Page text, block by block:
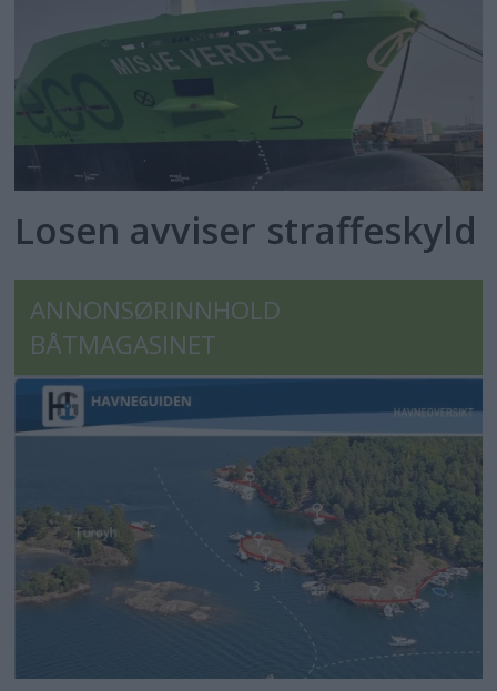
Losen avviser straffeskyld
ANNONSØRINNHOLD
BÅTMAGASINET